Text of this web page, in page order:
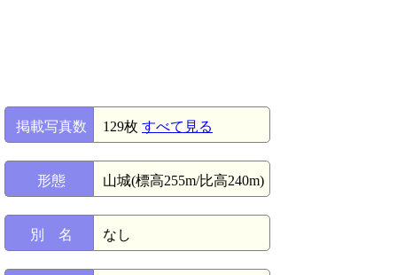
掲載写真数 129枚 すべて見る
形態 山城(標高255m/比高240m)
別 名 なし